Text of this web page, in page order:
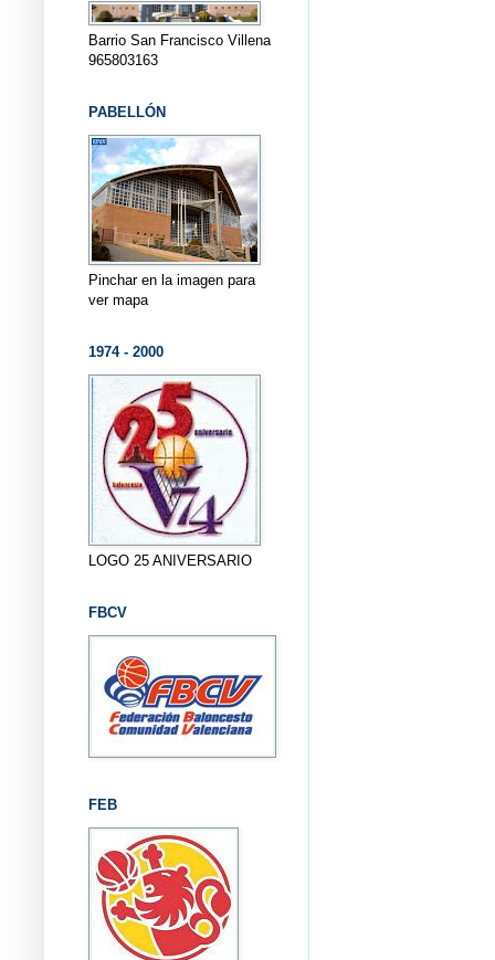
Barrio San Francisco Villena
965803163
PABELLÓN
Pinchar en la imagen para
ver mapa
1974 - 2000
LOGO 25 ANIVERSARIO
FBCV
FEB